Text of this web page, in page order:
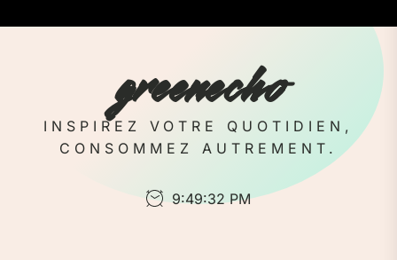
to
greenecho
INSPIREZ VOTRE QUOTIDIEN,
CONSOMMEZ AUTREMENT.
9:49:33 PM